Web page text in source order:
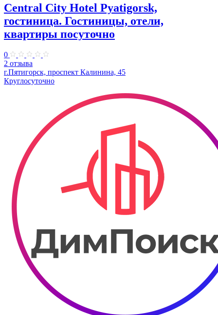
Central City Hotel Pyatigorsk,
гостиница. Гостиницы, отели,
квартиры посуточно
0
2 отзыва
г.Пятигорск, проспект Калинина, 45
Круглосуточно